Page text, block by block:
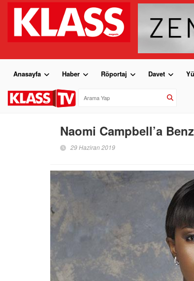
Anasayfa Haber Röportaj Davet
Naomi Campbell’a
29 Haziran 2019